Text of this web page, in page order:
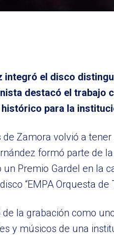
integró el disco
destacó el trabajo
para la
Zamora volvió a
formó parte de
un Premio Gardel en la
“EMPA Orquesta de
la grabación como
y músicos de una